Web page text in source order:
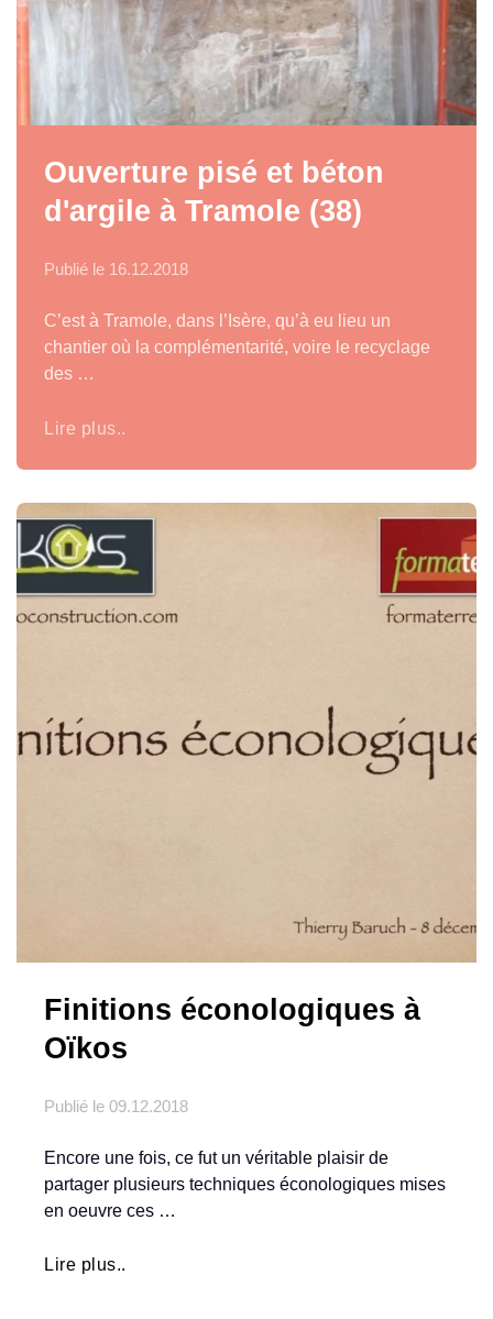
Ouverture pisé et béton
d'argile à Tramole (38)
Publié le 16.12.2018
C’est à Tramole, dans l’Isère, qu’à eu lieu un
chantier où la complémentarité, voire le recyclage
des …
Lire plus..
Finitions éconologiques à
Oïkos
Publié le 09.12.2018
Encore une fois, ce fut un véritable plaisir de
partager plusieurs techniques éconologiques mises
en oeuvre ces …
Lire plus..